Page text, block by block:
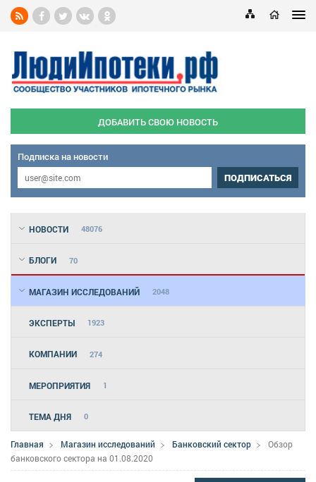
ДОБАВИТЬ СВОЮ НОВОСТЬ
Подписка на новости
ПОДПИСАТЬСЯ
НОВОСТИ 48076
БЛОГИ 70
МАГАЗИН ИССЛЕДОВАНИЙ 2048
ЭКСПЕРТЫ 1923
КОМПАНИИ 274
МЕРОПРИЯТИЯ 1
ТЕМА ДНЯ 0
Главная Магазин исследований Банковский сектор
Обзор
банковского сектора на 01.08.2020